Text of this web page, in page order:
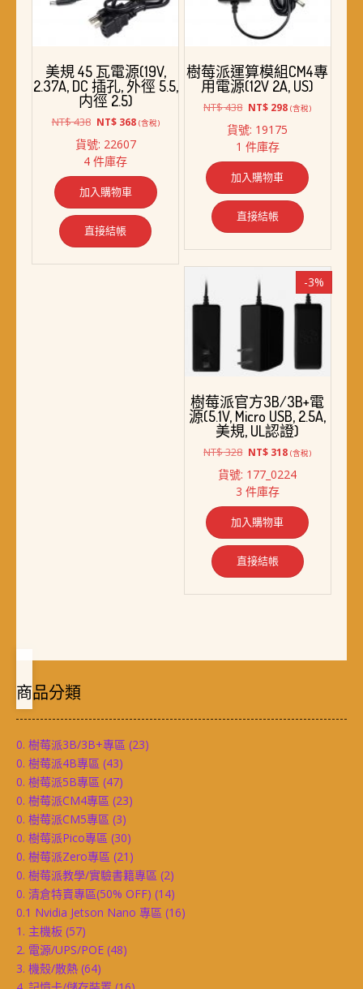
美規 45 瓦電源(19V,
2.37A, DC 插孔, 外徑 5.5,
内徑 2.5)
NT$438 原
價
格：
NT$ 438。
NT$368目
NT$ 368。
(含稅)
貨號: 22607
4 件庫存
加入購物車
直接結帳
樹莓派運算模組CM4專
用電源(12V 2A, US)
NT$438 原
價
格：
NT$ 438。
NT$ 298目
NT$ 298。
(含稅)
貨號: 19175
1 件庫存
加入購物車
直接結帳
-3%
樹莓派官方3B/3B+電
源(5.1V, Micro USB, 2.5A,
美規, UL認證)
NT$328 原
價
格：
NT$ 328。
NT$ 318目
價
NT$ 318。
(含稅)
貨號: 177_0224
3 件庫存
加入購物車
直接結帳
商品分類
0. 樹莓派3B/3B+專區 (23)
0. 樹莓派4B專區 (43)
0. 樹莓派5B專區 (47)
0. 樹莓派CM4專區 (23)
0. 樹莓派CM5專區 (3)
0. 樹莓派Pico專區 (30)
0. 樹莓派Zero專區 (21)
0. 樹莓派教學/實驗書籍專區 (2)
0. 清倉特賣專區(50% OFF) (14)
0.1 Nvidia Jetson Nano 專區 (16)
1. 主機板 (57)
2. 電源/UPS/POE (48)
3. 機殼/散熱 (64)